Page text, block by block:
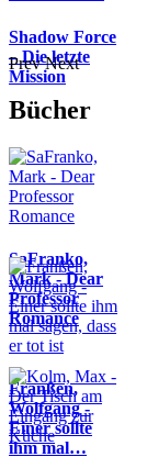
Shadow Force
– Die letzte
Mission
Prev Next
Bücher
SaFranko,
Mark - Dear
Professor
Romance
Franßen,
Wolfgang -
Einer sollte
ihm mal…